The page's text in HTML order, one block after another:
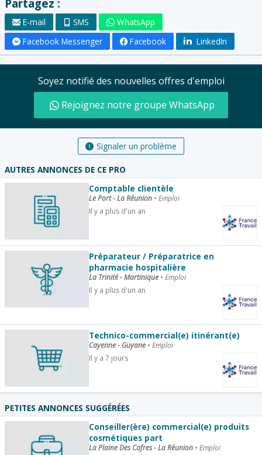
Partagez :
E-mail SMS
WhatsApp
Facebook Messenger
Facebook LinkedIn
Soyez notifié des nouvelles offres d'emploi
Rejoignez notre groupe WhatsApp
Signaler un problème
AUTRES ANNONCES DE CE PRO
Comptable clientèle
Le Port - La Réunion • Emploi
Il y a plus d'un an
Préparateur / Préparatrice en
pharmacie hospitalière
La Trinité - Martinique • Emploi
Il y a plus d'un an
Technico-commercial(e) itinérant(e)
Cayenne - Guyane • Emploi
Il y a 7 jours
PETITES ANNONCES SUGGÉRÉES
Conseiller(ère) commercial(e) produits
cosmétiques part
La Plaine Des Cafres - La Réunion • Emploi